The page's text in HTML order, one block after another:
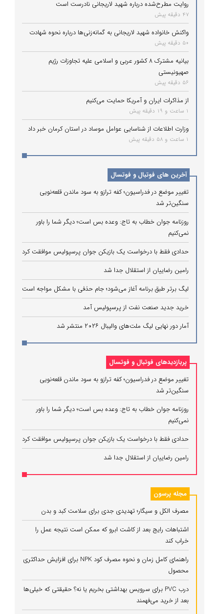
روایت مطرح‌شده درباره شهید لاریجانی نادرست است
47 دقیقه پیش
واکنش خانواده شهید لاریجانی به گمانه‌زنی‌ها درباره نحوه شهادت
50 دقیقه پیش
بیانیه مشترک ۸ کشور عربی و اسلامی علیه تجاوزات رژیم
صهیونیستی
56 دقیقه پیش
از مذاکرات ایران و آمریکا حمایت می‌کنیم
1 ساعت و 19 دقیقه پیش
وزارت اطلاعات از شناسایی عوامل موساد در استان کرمان خبر داد
1 ساعت و 58 دقیقه پیش
آخرین های فوتبال و فوتسال
تغییر موضع در فدراسیون؛ کفه ترازو به سود ماندن قلعه‌نویی
سنگین‌تر شد
روزنامه جوان خطاب به تاج: وعده بس است؛ دیگر شما را باور
نمی‌کنیم
حدادی فقط با درخواست یک بازیکن جوان پرسپولیس موافقت کرد
رامین رضاییان از استقلال جدا شد
لیگ برتر طبق برنامه آغاز می‌شود؛ جام حذفی با مشکل مواجه است
خرید جدید صنعت نفت از پرسپولیس آمد
آمار دور نهایی لیگ ملت‌های والیبال ۲۰۲۶ منتشر شد
پربازدیدهای فوتبال و فوتسال
تغییر موضع در فدراسیون؛ کفه ترازو به سود ماندن قلعه‌نویی
سنگین‌تر شد
روزنامه جوان خطاب به تاج: وعده بس است؛ دیگر شما را باور
نمی‌کنیم
حدادی فقط با درخواست یک بازیکن جوان پرسپولیس موافقت کرد
رامین رضاییان از استقلال جدا شد
مجله پرسون
مصرف الکل و سیگار؛ تهدیدی جدی برای سلامت کبد و بدن
اشتباهات رایج بعد از کاشت ابرو که ممکن است نتیجه عمل را
خراب کند
راهنمای کامل زمان و نحوه مصرف کود NPK برای افزایش حداکثری
محصول
درب PVC برای سرویس بهداشتی بخریم یا نه؟ حقیقتی که خیلی‌ها
بعد از خرید می‌فهمند